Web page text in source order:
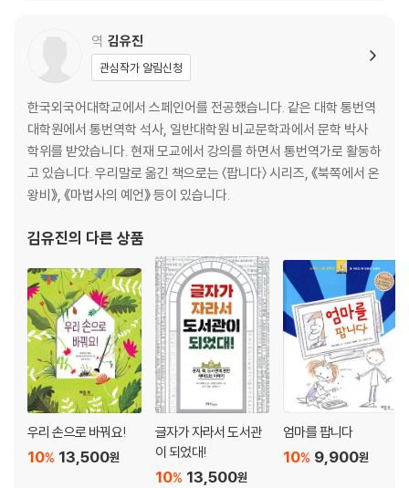
역 김유진
관심작가 알림신청
한국외국어대학교에서 스페인어를 전공했습니다. 같은 대학 통번역
대학원에서 통번역학 석사, 일반대학원 비교문학과에서 문학 박사
학위를 받았습니다. 현재 모교에서 강의를 하면서 통번역가로 활동하
고 있습니다. 우리말로 옮긴 책으로는 〈팝니다〉 시리즈, 《북쪽에서 온
왕비》, 《마법사의 예언》 등이 있습니다.
김유진의 다른 상품
우리 손으로 바꿔요!
13,500원
10%
글자가 자라서 도서관
이 되었대!
13,500원
10%
엄마를 팝니다
9,900원
10%